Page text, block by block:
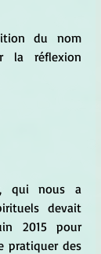
la réflexion
devait
2015 pour
pratiquer des